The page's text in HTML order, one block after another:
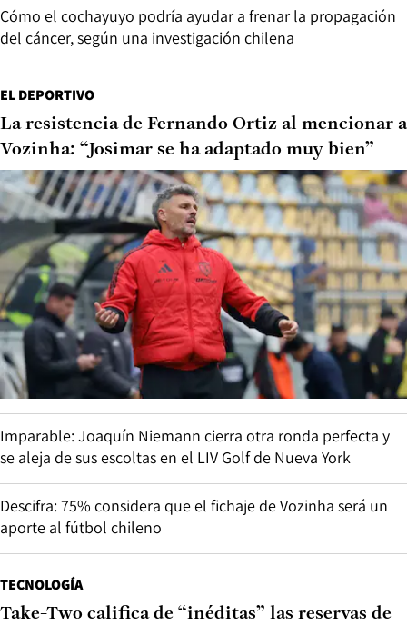
Cómo el cochayuyo podría ayudar a frenar la propagación
del cáncer, según una investigación chilena
EL DEPORTIVO
La resistencia de Fernando Ortiz al mencionar a
Vozinha: “Josimar se ha adaptado muy bien”
Imparable: Joaquín Niemann cierra otra ronda perfecta y
se aleja de sus escoltas en el LIV Golf de Nueva York
Descifra: 75% considera que el fichaje de Vozinha será un
aporte al fútbol chileno
TECNOLOGÍA
Take-Two califica de “inéditas” las reservas de